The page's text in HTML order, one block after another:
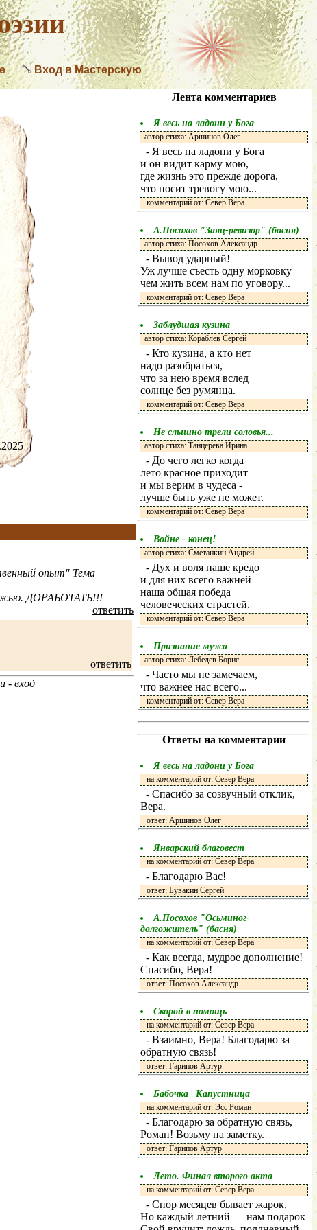
Вход в Мастерскую
опыт" Тема
ДОРАБОТАТЬ!!!
ответить
ответить
- вход
Лента комментариев
Я весь на ладони у Бога
автор стиха: Аршинов Олег
- Я весь на ладони у Бога
и он видит карму мою,
где жизнь это прежде дорога,
что носит тревогу мою...
комментарий от: Север Вера
А.Посохов "Заяц-ревизор" (басня)
автор стиха: Посохов Александр
- Вывод ударный!
Уж лучше съесть одну морковку
чем жить всем нам по уговору...
комментарий от: Север Вера
Заблудшая кузина
автор стиха: Кораблев Сергей
- Кто кузина, а кто нет
надо разобраться,
что за нею время вслед
солнце без румянца.
комментарий от: Север Вера
Не слышно трели соловья...
автор стиха: Танцерева Ирина
- До чего легко когда
лето красное приходит
и мы верим в чудеса -
лучше быть уже не может.
комментарий от: Север Вера
Войне - конец!
автор стиха: Сметанкин Андрей
- Дух и воля наше кредо
и для них всего важней
наша общая победа
человеческих страстей.
комментарий от: Север Вера
Признание мужа
автор стиха: Лебедев Борис
- Часто мы не замечаем,
что важнее нас всего...
комментарий от: Север Вера
Ответы на комментарии
Я весь на ладони у Бога
на комментарий от: Север Вера
- Спасибо за созвучный отклик,
Вера.
ответ: Аршинов Олег
Январский благовест
на комментарий от: Север Вера
- Благодарю Вас!
ответ: Бувакин Сергей
А.Посохов "Осьминог-
долгожитель" (басня)
на комментарий от: Север Вера
- Как всегда, мудрое дополнение!
Спасибо, Вера!
ответ: Посохов Александр
Скорой в помощь
на комментарий от: Север Вера
- Взаимно, Вера! Благодарю за
обратную связь!
ответ: Гарипов Артур
Бабочка | Капустница
на комментарий от: Эсс Роман
- Благодарю за обратную связь,
Роман! Возьму на заметку.
ответ: Гарипов Артур
Лето. Финал второго акта
на комментарий от: Север Вера
- Спор месяцев бывает жарок,
Но каждый летний — нам подарок